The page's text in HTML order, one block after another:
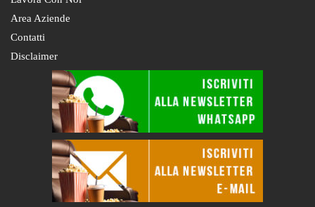
Area Aziende
Contatti
Disclaimer